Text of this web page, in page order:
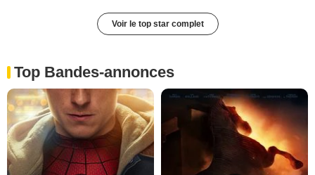
Voir le top star complet
Top Bandes-annonces